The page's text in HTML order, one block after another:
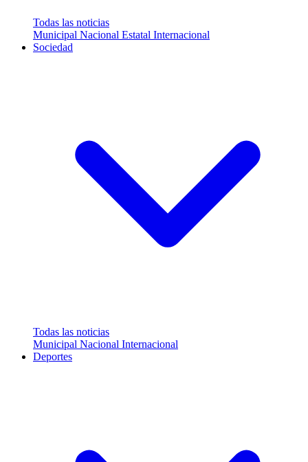
Todas las noticias
Municipal Nacional Estatal Internacional
Sociedad
Todas las noticias
Municipal Nacional Internacional
Deportes